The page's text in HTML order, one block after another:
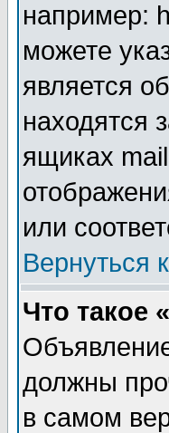
например:
можете
является
находятся
ящиках
или
Вернуться
Что такое
должны
в самом